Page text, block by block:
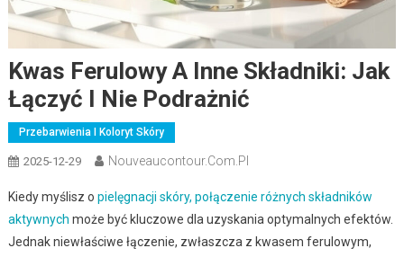
Kwas Ferulowy A Inne Składniki: Jak
Łączyć I Nie Podrażnić
Przebarwienia I Koloryt Skóry
2025-12-29 Nouveaucontour.com.pl
Kiedy myślisz o pielęgnacji skóry, połączenie różnych składników
aktywnych może być kluczowe dla uzyskania optymalnych efektów.
Jednak niewłaściwe łączenie, zwłaszcza z kwasem ferulowym,